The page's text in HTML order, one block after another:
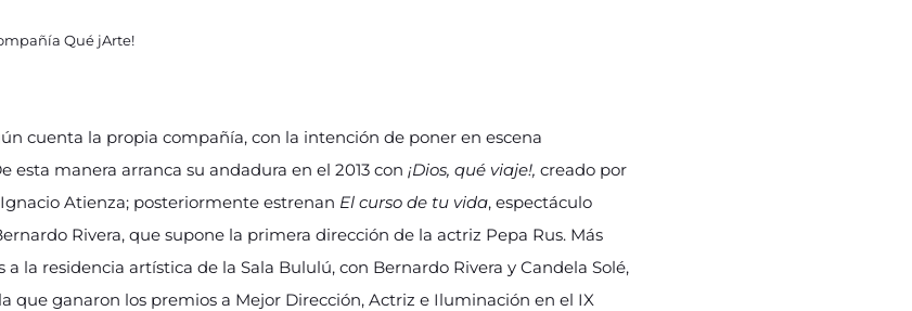
Qué jArte!
cuenta la propia compañía, con la intención de poner en escena
esta manera arranca su andadura en el 2013 con ¡Dios, qué viaje!, creado por
Atienza; posteriormente estrenan El curso de tu vida, espectáculo
Rivera, que supone la primera dirección de la actriz Pepa Rus. Más
a la residencia artística de la Sala Bululú, con Bernardo Rivera y Candela Solé,
que ganaron los premios a Mejor Dirección, Actriz e Iluminación en el IX